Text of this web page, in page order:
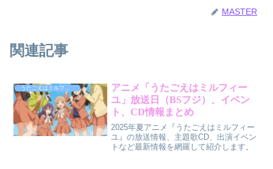
MASTER
関連記事
うたごえはミルフィーユ
アニメ「うたごえはミルフィー
ユ」放送日（BSフジ）、イベン
ト、CD情報まとめ
2025年夏アニメ『うたごえはミルフィー
ユ』の放送情報、主題歌CD、出演イベン
トなど最新情報を網羅して紹介します。